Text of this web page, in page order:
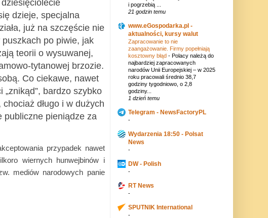
dzieje, specjalna
już na szczęście nie
po piwie, jak
teorii o wysuwanej,
tytanowej brzozie.
Co ciekawe, nawet
„znikąd”, bardzo szybko
długo i w dużych
publiczne pieniądze za
przypadek nawet
wiernych hunwejbinów i
mediów narodowych panie
i pogrzebią ...
21 godzin temu
www.eGospodarka.pl -
aktualności, kursy walut
Zapracowanie to nie
zaangażowanie. Firmy popełniają
kosztowny błąd - Polacy należą do
najbardziej zapracowanych
narodów Unii Europejskiej – w 2025
roku pracowali średnio 38,7
godziny tygodniowo, o 2,8
godziny...
1 dzień temu
Telegram - NewsFactoryPL
-
Wydarzenia 18:50 - Polsat
News
-
DW - Polish
-
RT News
-
SPUTNIK International
-